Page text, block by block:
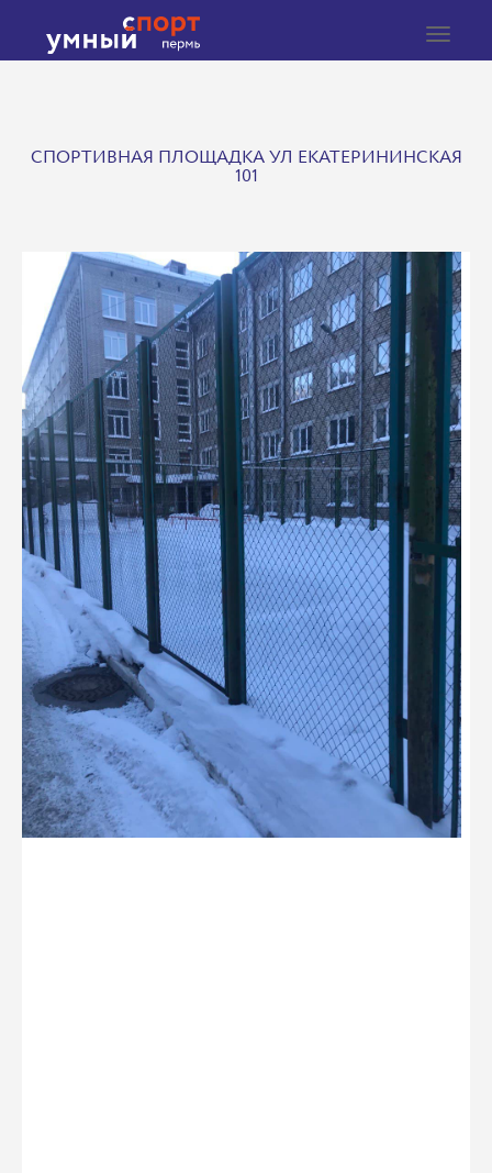
Toggle
СПОРТИВНАЯ ПЛОЩАДКА УЛ ЕКАТЕРИНИНСКАЯ
101